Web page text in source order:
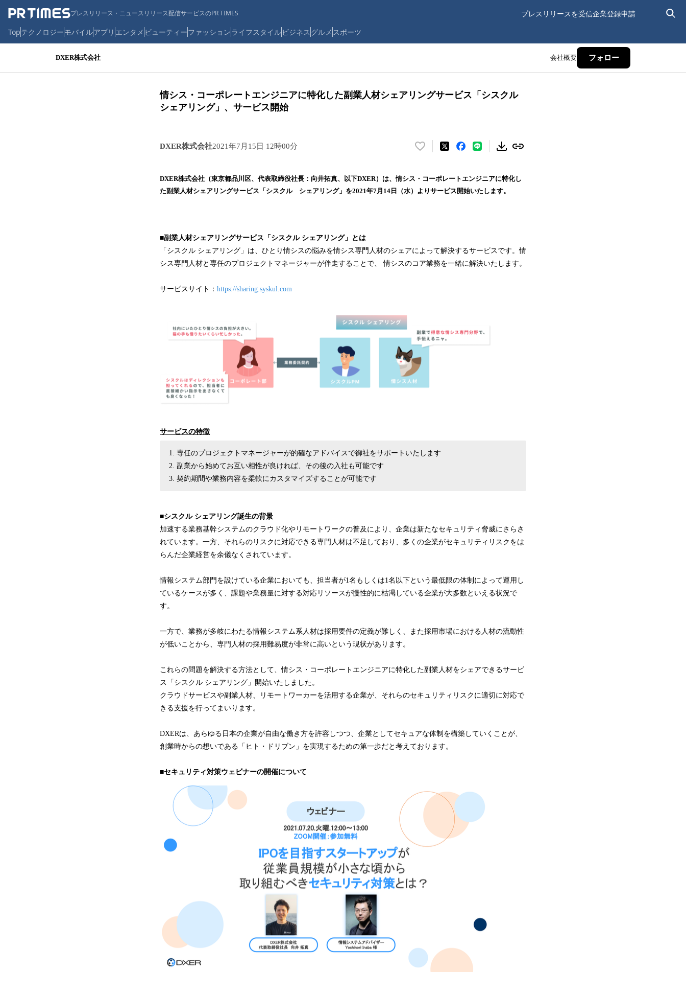
プレスリリース・ニュースリリース配信サービスのPR TIMES プレスリリースを受信企業登録申請
Topテクノロジーモバイルアプリ エンタメ ビューティーファッションライフスタイルビジネス グルメ スポーツ
DXER株式会社 会社概要 フォロー
情シス・コーポレートエンジニアに特化した副業人材シェアリングサービス「シスクル
シェアリング」、サービス開始
DXER株式会社2021年7月15日 12時00分
い
！
数
み
中
で
DXER株式会社（東京都品川区、代表取締役社長：向井拓真、以下DXER）は、情シス・コーポレートエンジニアに特化し
た副業人材シェアリングサービス「シスクル シェアリング」を2021年7月14日（水）よりサービス開始いたします。
■副業人材シェアリングサービス「シスクル シェアリング」とは
「シスクル シェアリング」は、ひとり情シスの悩みを情シス専門人材のシェアによって解決するサービスです。情
シス専門人材と専任のプロジェクトマネージャーが伴走することで、 情シスのコア業務を一緒に解決いたします。
サービスサイト： https://sharing.syskul.com
サービスの特徴
専任のプロジェクトマネージャーが的確なアドバイスで御社をサポートいたします
副業から始めてお互い相性が良ければ、その後の入社も可能です
契約期間や業務内容を柔軟にカスタマイズすることが可能です
■シスクル シェアリング誕生の背景
加速する業務基幹システムのクラウド化やリモートワークの普及により、企業は新たなセキュリティ脅威にさらさ
れています。一方、それらのリスクに対応できる専門人材は不足しており、多くの企業がセキュリティリスクをは
らんだ企業経営を余儀なくされています。
情報システム部門を設けている企業においても、担当者が1名もしくは1名以下という最低限の体制によって運用し
ているケースが多く、課題や業務量に対する対応リソースが慢性的に枯渇している企業が大多数といえる状況で
す。
一方で、業務が多岐にわたる情報システム系人材は採用要件の定義が難しく、また採用市場における人材の流動性
が低いことから、専門人材の採用難易度が非常に高いという現状があります。
これらの問題を解決する方法として、情シス・コーポレートエンジニアに特化した副業人材をシェアできるサービ
ス「シスクル シェアリング」開始いたしました。
クラウドサービスや副業人材、リモートワーカーを活用する企業が、それらのセキュリティリスクに適切に対応で
きる支援を行ってまいります。
DXERは、あらゆる日本の企業が自由な働き方を許容しつつ、企業としてセキュアな体制を構築していくことが、
創業時からの想いである「ヒト・ドリブン」を実現するための第一歩だと考えております。
■セキュリティ対策ウェビナーの開催について